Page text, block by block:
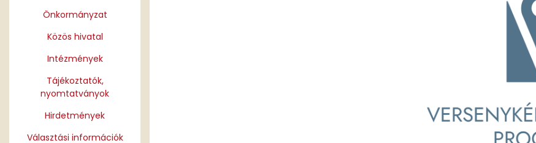
Önkormányzat
Közös hivatal
Intézmények
Tájékoztatók,
nyomtatványok
Hirdetmények
Választási információk